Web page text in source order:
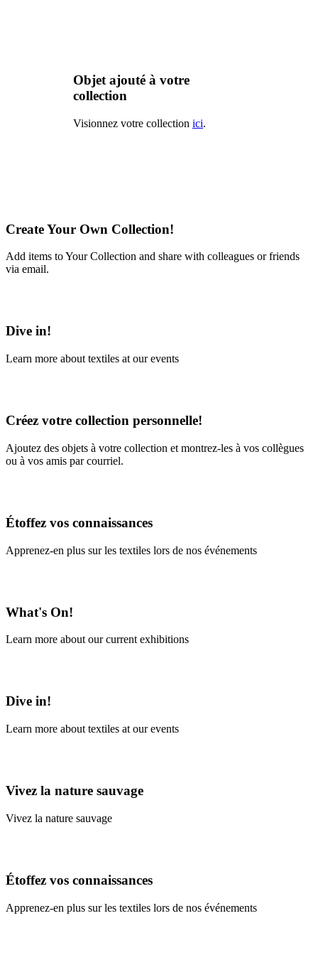
Objet ajouté à votre
collection
Visionnez votre collection ici.
Create Your Own Collection!
Add items to Your Collection and share with colleagues or friends
via email.
Dive in!
Learn more about textiles at our events
Créez votre collection personnelle!
Ajoutez des objets à votre collection et montrez-les à vos collègues
ou à vos amis par courriel.
Étoffez vos connaissances
Apprenez-en plus sur les textiles lors de nos événements
What's On!
Learn more about our current exhibitions
Dive in!
Learn more about textiles at our events
Vivez la nature sauvage
Vivez la nature sauvage
Étoffez vos connaissances
Apprenez-en plus sur les textiles lors de nos événements